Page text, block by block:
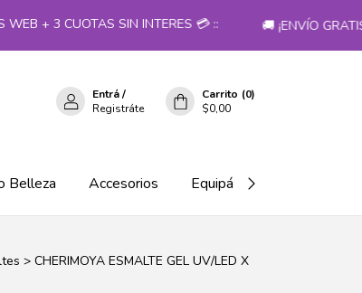
+ 3 CUOTAS SIN INTERES 💳 :: 🚚 ¡ENVÍO GRATIS
Entrá/
Registráte
Carrito (0)
$0,00
Belleza Accesorios Equipá tu salón!
> CHERIMOYA ESMALTE GEL UV/LED X